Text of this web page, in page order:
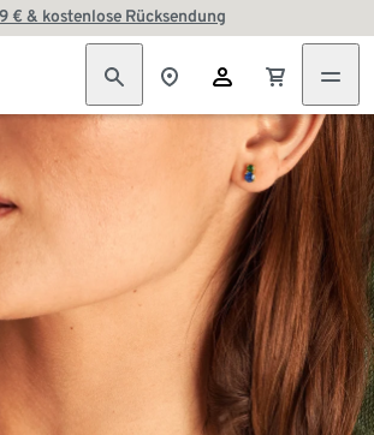
€ & kostenlose Rücksendung